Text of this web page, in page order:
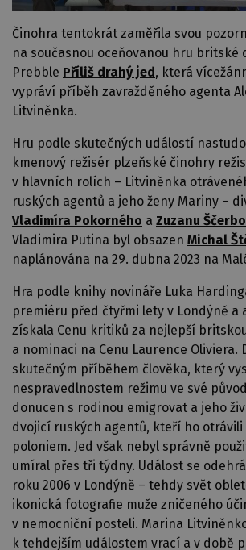
Činohra tentokrát zaměřila svou
na současnou oceňovanou hru britské
Prebble Příliš drahý jed, která
vypráví příběh zavražděného agenta
Litviněnka.
Hru podle skutečných událostí
kmenový režisér plzeňské činohry
v hlavních rolích – Litviněnka
ruských agentů a jeho ženy Mariny –
Vladimíra Pokorného a Zuzanu
Vladimira Putina byl obsazen Michal
naplánována na 29. dubna 2023 na
Hra podle knihy novináře Luka
premiéru před čtyřmi lety v Londýně a
získala Cenu kritiků za nejlepší
a nominaci na Cenu Laurence Oliviera.
skutečným příběhem člověka, který
nespravedlnostem režimu ve své
donucen s rodinou emigrovat a jeho
dvojicí ruských agentů, kteří ho
poloniem. Jed však nebyl správně
umíral přes tři týdny. Událost se
roku 2006 v Londýně – tehdy svět
ikonická fotografie muže zničeného
v nemocniční posteli. Marina
k tehdejším událostem vrací a v době